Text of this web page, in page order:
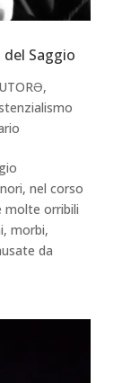
Saggio
,
nel corso
molte orribili
morbi,
da